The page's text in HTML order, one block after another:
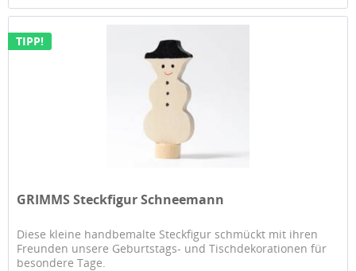
TIPP!
GRIMMS Steckfigur Schneemann
Diese kleine handbemalte Steckfigur schmückt mit ihren
Freunden unsere Geburtstags- und Tischdekorationen für
besondere Tage.